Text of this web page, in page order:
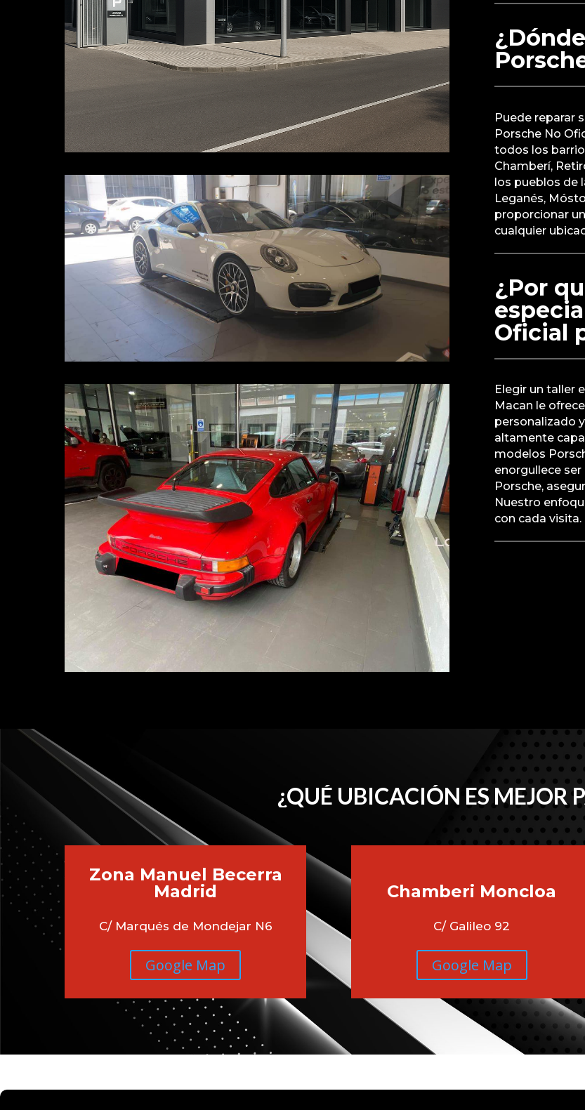
Puede reparar
Porsche No
todos los
Chamberí,
los pueblos de
Leganés,
proporcionar
cualquier
¿Por
Oficial
Elegir un taller
Macan le
personalizado
altamente
modelos
enorgullece
Porsche,
Nuestro
con cada visita.
¿QUÉ UBICACIÓN ES MEJOR
Zona Manuel Becerra
Madrid
C/ Marqués de Mondejar N6
Google Map
Chamberi Moncloa
C/ Galileo 92
Google Map